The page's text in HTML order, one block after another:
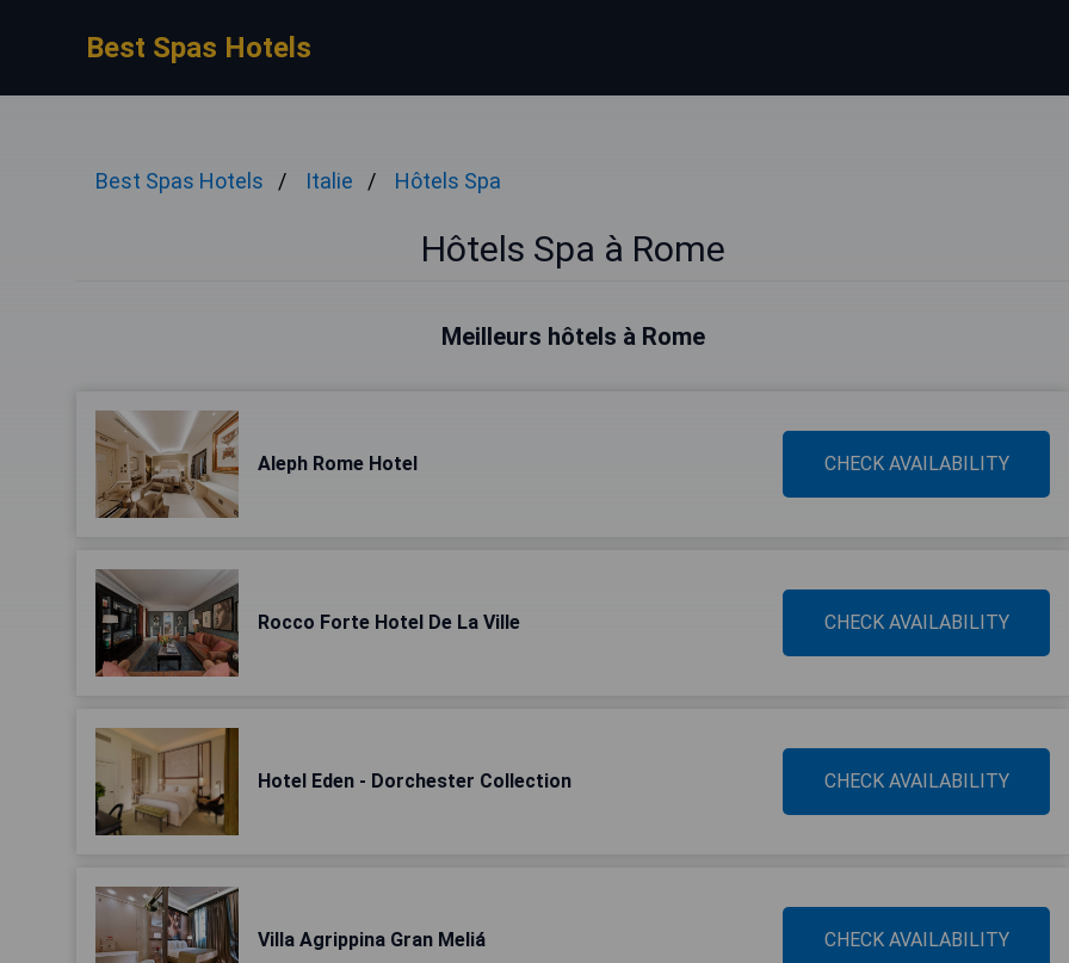
Best Spas Hotels
Best Spas Hotels Italie Hôtels Spa
Hôtels Spa à Rome
Meilleurs hôtels à Rome
Aleph Rome Hotel CHECK AVAILABILITY
Rocco Forte Hotel De La Ville CHECK AVAILABILITY
Hotel Eden - Dorchester Collection CHECK AVAILABILITY
Villa Agrippina Gran Meliá CHECK AVAILABILITY